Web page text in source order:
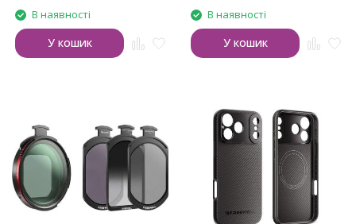
В наявності
У кошик
В наявності
У кошик